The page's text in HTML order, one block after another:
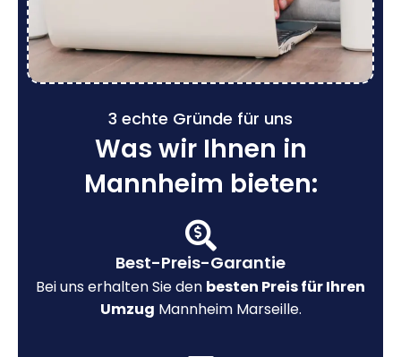
3 echte Gründe für uns
Was wir Ihnen in
Mannheim bieten:
Best-Preis-Garantie
Bei uns erhalten Sie den besten Preis für Ihren
Umzug Mannheim Marseille.